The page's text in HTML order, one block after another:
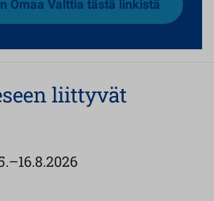
Omaa Valttia tästä linkistä
liittyvät